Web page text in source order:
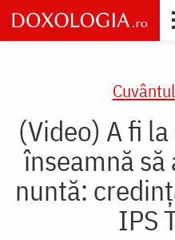
Skip
to
main
(Video) A fi
înseamnă să
nuntă:
IPS